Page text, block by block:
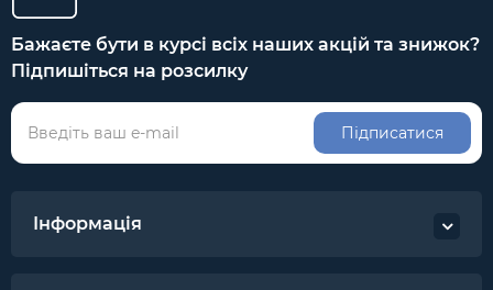
Бажаєте бути в курсі всіх наших акцій та знижок?
Підпишіться на розсилку
Підписатися
Інформація